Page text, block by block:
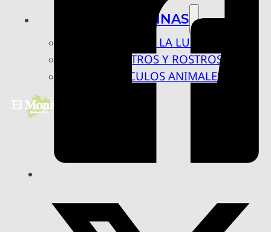
COLUMNAS
BAJO LA LUPA
RASTROS Y ROSTROS
VÍNCULOS ANIMALES